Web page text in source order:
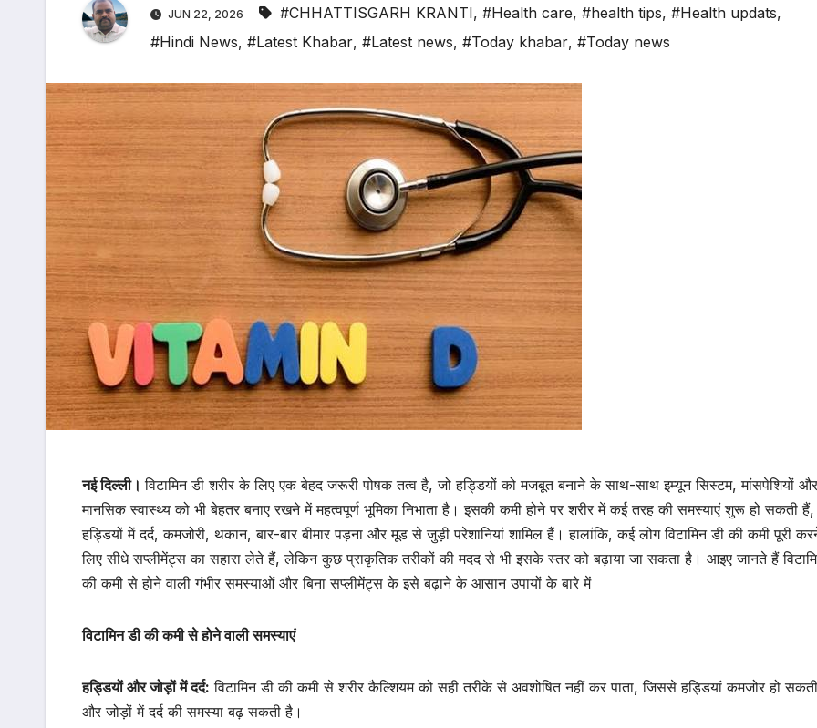
JUN 22, 2026 #CHHATTISGARH KRANTI, #Health care, #health tips, #Health updats,
#Hindi News, #Latest Khabar, #Latest news, #Today khabar, #Today news
नई दिल्ली।विटामिन डी शरीर के लिए एक बेहद जरूरी पोषक तत्व है, जो हड्डियों को मजबूत बनाने के साथ-साथ इम्यून सिस्टम, मांसपेशियों और
मानसिक स्वास्थ्य को भी बेहतर बनाए रखने में महत्वपूर्ण भूमिका निभाता है। इसकी कमी होने पर शरीर में कई तरह की समस्याएं शुरू हो सकती
हड्डियों में दर्द, कमजोरी, थकान, बार-बार बीमार पड़ना और मूड से जुड़ी परेशानियां शामिल हैं। हालांकि, कई लोग विटामिन डी की कमी पूरी
लिए सीधे सप्लीमेंट्स का सहारा लेते हैं, लेकिन कुछ प्राकृतिक तरीकों की मदद से भी इसके स्तर को बढ़ाया जा सकता है। आइए जानते हैं
की कमी से होने वाली गंभीर समस्याओं और बिना सप्लीमेंट्स के इसे बढ़ाने के आसान उपायों के बारे में
विटामिन डी की कमी से होने वाली समस्याएं
हड्डियों और जोड़ों में दर्द: विटामिन डी की कमी से शरीर कैल्शियम को सही तरीके से अवशोषित नहीं कर पाता, जिससे हड्डियां कमजोर हो
और जोड़ों में दर्द की समस्या बढ़ सकती है।